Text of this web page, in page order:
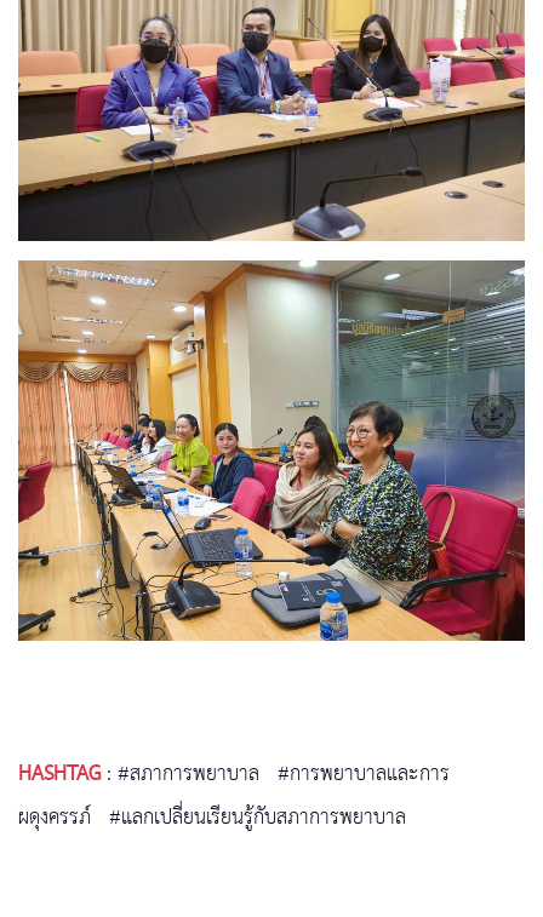
HASHTAG:#สภาการพยาบาล #การพยาบาลและการ
ผดุงครรภ์ #แลกเปลี่ยนเรียนรู้กับสภาการพยาบาล